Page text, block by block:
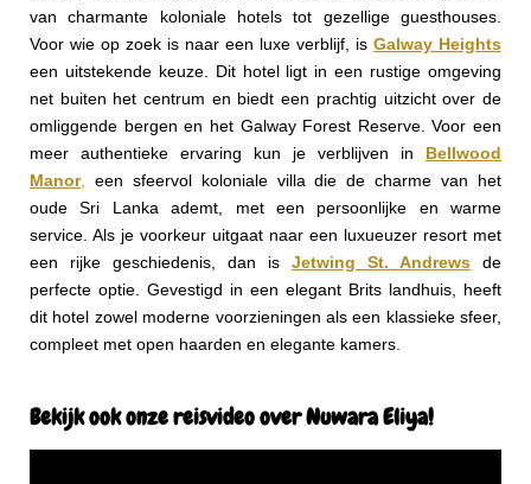
van charmante koloniale hotels tot gezellige guesthouses.
Voor wie op zoek is naar een luxe verblijf, is Galway Heights
een uitstekende keuze. Dit hotel ligt in een rustige omgeving
net buiten het centrum en biedt een prachtig uitzicht over de
omliggende bergen en het Galway Forest Reserve. Voor een
meer authentieke ervaring kun je verblijven in Bellwood
Manor,
een sfeervol koloniale villa die de charme van het
oude Sri Lanka ademt, met een persoonlijke en warme
service. Als je voorkeur uitgaat naar een luxueuzer resort met
een rijke geschiedenis, dan is Jetwing St. Andrews de
perfecte optie. Gevestigd in een elegant Brits landhuis, heeft
dit hotel zowel moderne voorzieningen als een klassieke sfeer,
compleet met open haarden en elegante kamers.
Bekijk ook onze reisvideo over Nuwara Eliya!